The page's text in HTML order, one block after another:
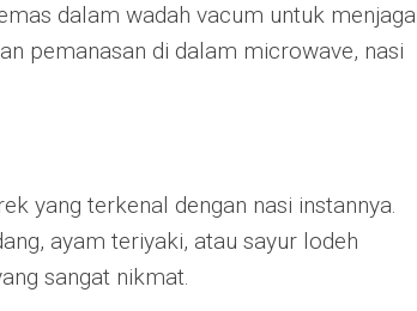
dalam wadah vacum untuk menjaga
pemanasan di dalam microwave, nasi
yang terkenal dengan nasi instannya.
ayam teriyaki, atau sayur lodeh
sangat nikmat.